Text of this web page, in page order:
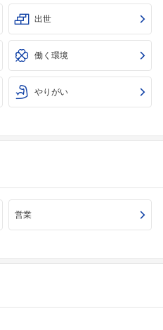
出世
働く環境
やりがい
営業